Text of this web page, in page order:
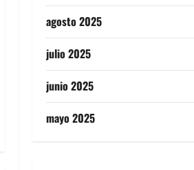
agosto 2025
julio 2025
junio 2025
mayo 2025